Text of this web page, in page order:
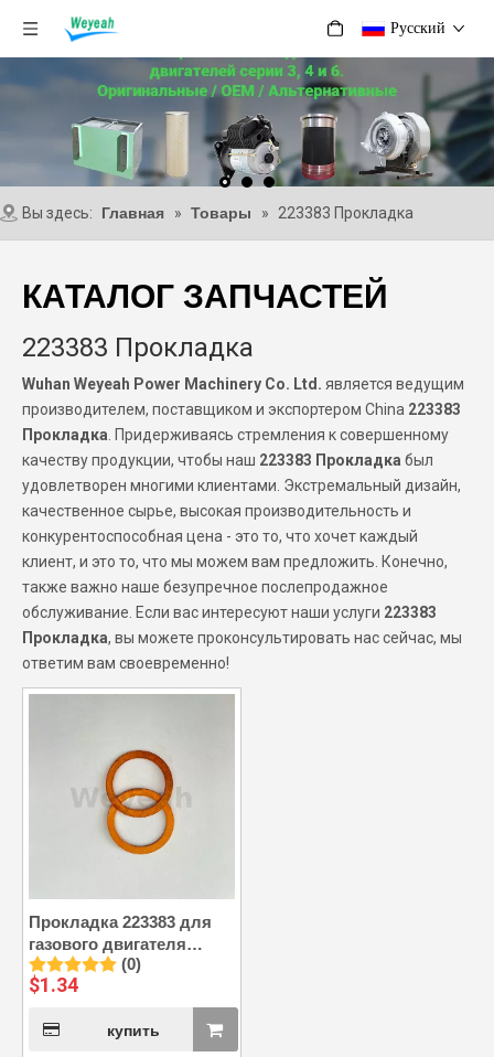
Pусский
Вы здесь: Главная » Товары » 223383 Прокладка
КАТАЛОГ ЗАПЧАСТЕЙ
223383 Прокладка
Wuhan Weyeah Power Machinery Co. Ltd. является ведущим
производителем, поставщиком и экспортером China 223383
Прокладка . Придерживаясь стремления к совершенному
качеству продукции, чтобы наш 223383 Прокладка был
удовлетворен многими клиентами. Экстремальный дизайн,
качественное сырье, высокая производительность и
конкурентоспособная цена - это то, что хочет каждый
клиент, и это то, что мы можем вам предложить. Конечно,
также важно наше безупречное послепродажное
обслуживание. Если вас интересуют наши услуги 223383
Прокладка, вы можете проконсультировать нас сейчас, мы
ответим вам своевременно!
Прокладка 223383 для
газового двигателя
Jenbacher
(0)
$1.34
купить